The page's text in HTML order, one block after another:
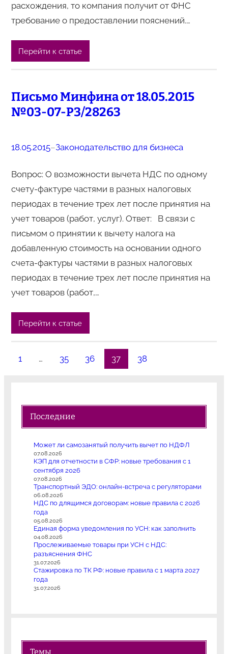
расхождения, то компания получит от ФНС
требование о предоставлении пояснений.…
Перейти к статье
Письмо Минфина от 18.05.2015
№03-07-РЗ/28263
18.05.2015–Законодательство для бизнеса
Вопрос: О возможности вычета НДС по одному
счету-фактуре частями в разных налоговых
периодах в течение трех лет после принятия на
учет товаров (работ, услуг). Ответ: В связи с
письмом о принятии к вычету налога на
добавленную стоимость на основании одного
счета-фактуры частями в разных налоговых
периодах в течение трех лет после принятия на
учет товаров (работ,…
Перейти к статье
1 … 35 36 37 38
Последние
Может ли самозанятый получить вычет по НДФЛ
07.08.2026
КЭП для отчетности в СФР: новые требования с 1
сентября 2026
07.08.2026
Транспортный ЭДО: онлайн-встреча с регуляторами
06.08.2026
НДС по длящимся договорам: новые правила с 2026
года
05.08.2026
Единая форма уведомления по УСН: как заполнить
04.08.2026
Прослеживаемые товары при УСН с НДС:
разъяснения ФНС
31.07.2026
Стажировка по ТК РФ: новые правила с 1 марта 2027
года
31.07.2026
Темы